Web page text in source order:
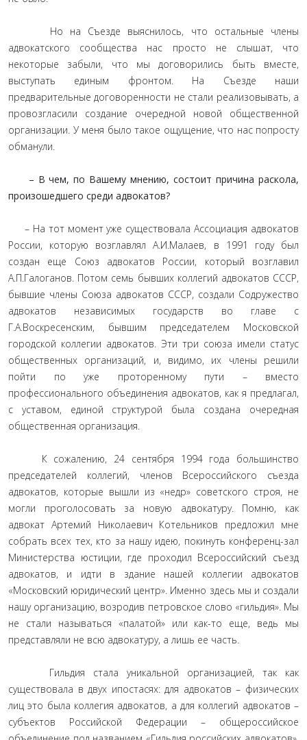
Но на Съезде выяснилось, что остальные члены
адвокатского сообщества нас просто не слышат, что
некоторые забыли, что мы договорились быть вместе,
выступать единым фронтом. На Съезде наши
предварительные договоренности не стали реализовывать, а
провозгласили создание очередной новой общественной
организации. У меня было такое ощущение, что нас попросту
обманули.
– В чем, по Вашему мнению, состоит причина раскола,
произошедшего среди адвокатов?
– На тот момент уже существовала Ассоциация адвокатов
России, которую возглавлял А.И.Малаев, в 1991 году был
создан еще Союз адвокатов России, который возглавил
А.П.Галоганов. Потом семь бывших коллегий адвокатов СССР,
бывшие члены Союза адвокатов СССР, создали Содружество
адвокатов независимых государств во главе с
Г.А.Воскресенским, бывшим председателем Московской
городской коллегии адвокатов. Эти три союза имели статус
общественных организаций, и, видимо, их члены решили
пойти по уже проторенному пути – вместо
профессионального объединения адвокатов, как я предлагал,
с уставом, единой структурой была создана очередная
общественная организация.
К сожалению, 24 сентября 1994 года большинство
председателей коллегий, членов Всероссийского съезда
адвокатов, которые вышли из «недр» советского строя, не
могли проголосовать за новую адвокатуру. Помню, как
адвокат Артемий Николаевич Котельников предложил мне
собрать всех тех, кто за нашу идею, покинуть конференц-зал
Министерства юстиции, где проходил Всероссийский съезд
адвокатов, и идти в здание нашей коллегии адвокатов
«Московский юридический центр». Именно здесь мы и создали
нашу организацию, возродив петровское слово «гильдия». Мы
не стали называться «палатой» или как-то еще, ведь мы
представляли не всю адвокатуру, а лишь ее часть.
Гильдия стала уникальной организацией, так как
существовала в двух ипостасях: для адвокатов – физических
лиц это была коллегия адвокатов, а для коллегий адвокатов –
субъектов Российской Федерации – общероссийское